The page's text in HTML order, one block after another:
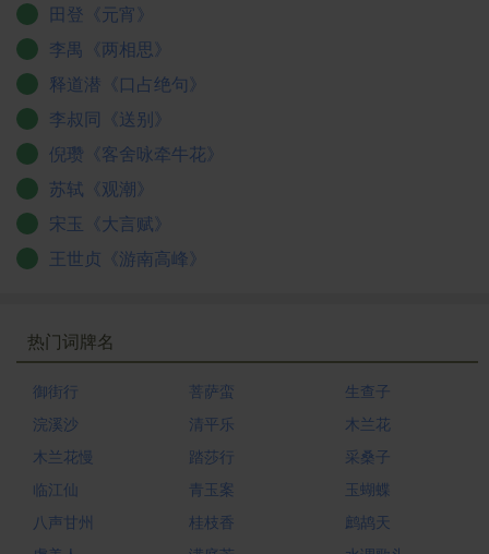
田登《元宵》
李禺《两相思》
释道潜《口占绝句》
李叔同《送别》
倪瓒《客舍咏牵牛花》
苏轼《观潮》
宋玉《大言赋》
王世贞《游南高峰》
热门词牌名
御街行 菩萨蛮
生查子
浣溪沙
清平乐
木兰花
木兰花慢
踏莎行
采桑子
临江仙
青玉案
玉蝴蝶
八声甘州
桂枝香
鹧鸪天